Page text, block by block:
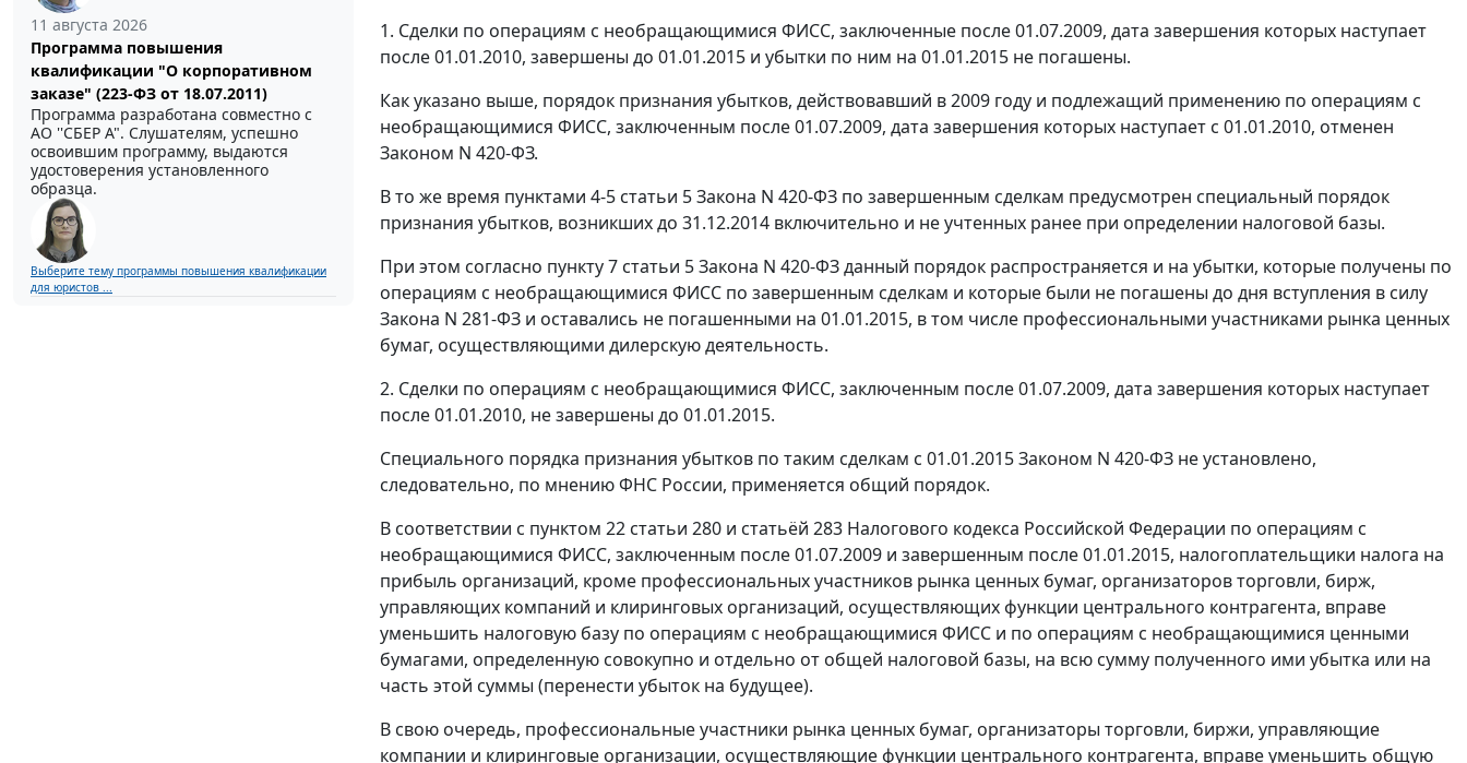
11 августа 2026
Программа повышения
квалификации "О корпоративном
заказе" (223-ФЗ от 18.07.2011)
Программа разработана совместно с
АО ''СБЕР А". Слушателям, успешно
освоившим программу, выдаются
удостоверения установленного
образца.
Выберите тему программы повышения квалификации
для юристов ...
1. Сделки по операциям с необращающимися ФИСС, заключенные после 01.07.2009, дата завершения которых наступает
после 01.01.2010, завершены до 01.01.2015 и убытки по ним на 01.01.2015 не погашены.
Как указано выше, порядок признания убытков, действовавший в 2009 году и подлежащий применению по операциям с
необращающимися ФИСС, заключенным после 01.07.2009, дата завершения которых наступает с 01.01.2010, отменен
Законом N 420-ФЗ.
В то же время пунктами 4-5 статьи 5 Закона N 420-ФЗ по завершенным сделкам предусмотрен специальный порядок
признания убытков, возникших до 31.12.2014 включительно и не учтенных ранее при определении налоговой базы.
При этом согласно пункту 7 статьи 5 Закона N 420-ФЗ данный порядок распространяется и на убытки, которые получены по
операциям с необращающимися ФИСС по завершенным сделкам и которые были не погашены до дня вступления в силу
Закона N 281-ФЗ и оставались не погашенными на 01.01.2015, в том числе профессиональными участниками рынка ценных
бумаг, осуществляющими дилерскую деятельность.
2. Сделки по операциям с необращающимися ФИСС, заключенным после 01.07.2009, дата завершения которых наступает
после 01.01.2010, не завершены до 01.01.2015.
Специального порядка признания убытков по таким сделкам с 01.01.2015 Законом N 420-ФЗ не установлено,
следовательно, по мнению ФНС России, применяется общий порядок.
В соответствии с пунктом 22 статьи 280 и статьёй 283 Налогового кодекса Российской Федерации по операциям с
необращающимися ФИСС, заключенным после 01.07.2009 и завершенным после 01.01.2015, налогоплательщики налога на
прибыль организаций, кроме профессиональных участников рынка ценных бумаг, организаторов торговли, бирж,
управляющих компаний и клиринговых организаций, осуществляющих функции центрального контрагента, вправе
уменьшить налоговую базу по операциям с необращающимися ФИСС и по операциям с необращающимися ценными
бумагами, определенную совокупно и отдельно от общей налоговой базы, на всю сумму полученного ими убытка или на
часть этой суммы (перенести убыток на будущее).
В свою очередь, профессиональные участники рынка ценных бумаг, организаторы торговли, биржи, управляющие
компании и клиринговые организации, осуществляющие функции центрального контрагента, вправе уменьшить общую